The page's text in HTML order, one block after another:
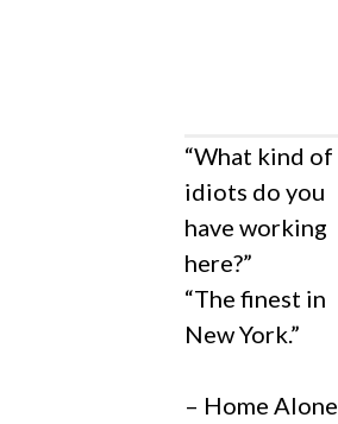
“What kind of
idiots do you
have working
here?”
“The finest in
New York.”
– Home Alone